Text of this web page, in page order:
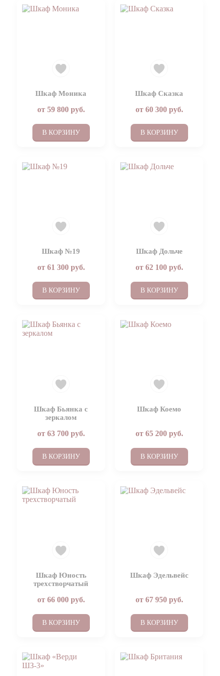
Шкаф Моника
от 59 800руб.
В КОРЗИНУ
Шкаф Сказка
от 60 300руб.
В КОРЗИНУ
Шкаф №19
от 61 300руб.
В КОРЗИНУ
Шкаф Дольче
от 62 100руб.
В КОРЗИНУ
Шкаф Бьянка с
зеркалом
от 63 700руб.
В КОРЗИНУ
Шкаф Коемо
от 65 200руб.
В КОРЗИНУ
Шкаф Юность
трехстворчатый
от 66 000руб.
В КОРЗИНУ
Шкаф Эдельвейс
от 67 950руб.
В КОРЗИНУ